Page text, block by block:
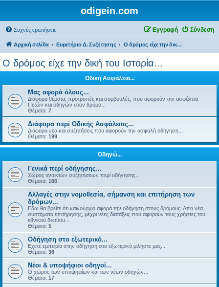
odigein.com
Συχνές ερωτήσεις Σύνδεση
Εγγραφή
Αρχική σελίδα Ευρετήριο Δ. Συζήτησης Ο δρόμος είχε την δική του Ιστορία...
Ο δρόμος είχε την δική του Ιστορία...
Οδική Ασφάλεια...
Μας αφορά όλους...
Διάφορα θέματα, προτροπές και συμβουλές, που αφορούν την ασφάλεια
Πεζών και οδηγών στον δρόμο...
Θέματα: 7
Διάφορα περί Οδικής Ασφάλειας...
Διάφορα νεα και συζητήσεις που αφορούν την ασφαλή οδήγηση...
Θέματα: 199
Οδηγώ...
Γενικά περί οδήγησης...
Χώρος ανοικτών συζητήσεων περί οδήγησης...
Θέματα: 166
Αλλαγές στην νομοθεσία, σήμανση και επιτήρηση των
δρόμων...
Εδω θα βρείτε ότι καινούργιο αφορά την οδήγηση στους δρόμους. Απο νέα
συστήματα επιτήρησης, μέχρι νέες διατάξεις που αφορούν τους χρήστες του
εθνικού δικτύου...
Θέματα: 5
Οδήγηση στο εξωτερικό...
Εχετε εμπειρία στην οδήγηση στο εξωτερικό μιλήστε μας...
Θέματα: 36
Νέοι & υποψήφιοι οδηγοί...
Ο χώρος των υποψηφίων και των νέων οδηγών...
Θέματα: 17